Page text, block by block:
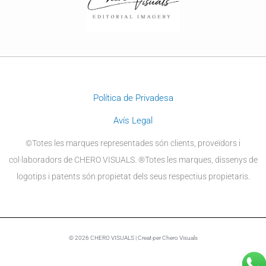
Política de Privadesa
Avís Legal
©Totes les marques representades són clients, proveïdors i
col·laboradors de CHERO VISUALS. ®Totes les marques, dissenys de
logotips i patents són propietat dels seus respectius propietaris.
© 2026 CHERO VISUALS | Creat per Chero Visuals